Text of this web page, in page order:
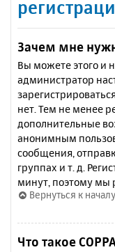
Зачем мне
Вы можете этого и
администратор
нет. Тем не менее
дополнительные
анонимным
сообщения,
группах и т. д.
минут, поэтому мы
Вернуться к началу
Что такое